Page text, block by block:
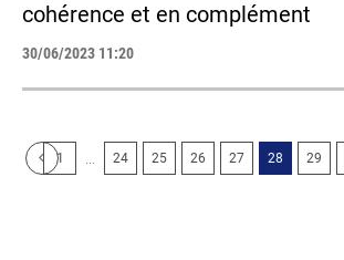
cohérence et en complément
30/06/2023 11:20
1 24 25 26 27 28 29